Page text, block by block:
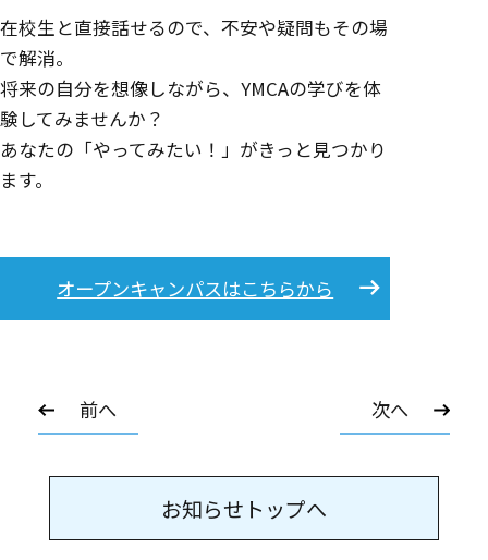
在校生と直接話せるので、不安や疑問もその場
で解消。
将来の自分を想像しながら、YMCAの学びを体
験してみませんか？
あなたの「やってみたい！」がきっと見つかり
ます。
オープンキャンパスはこちらから
前へ 次へ
お知らせトップへ